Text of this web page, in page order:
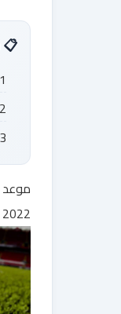
2022 في الدوري الانجليزي https://ift.tt/MehpoYx